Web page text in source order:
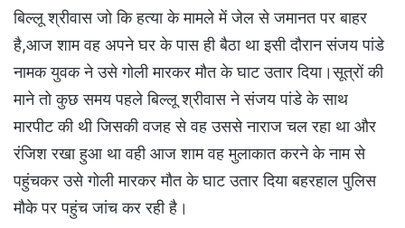
बिल्लू श्रीवास जो कि हत्या के मामले में जेल से जमानत पर बाहर
है,आज शाम वह अपने घर के पास ही बैठा था इसी दौरान संजय पांडे
नामक युवक ने उसे गोली मारकर मौत के घाट उतार दिया।सूत्रों की
माने तो कुछ समय पहले बिल्लू श्रीवास ने संजय पांडे के साथ
मारपीट की थी जिसकी वजह से वह उससे नाराज चल रहा था और
रंजिश रखा हुआ था वही आज शाम वह मुलाकात करने के नाम से
पहुंचकर उसे गोली मारकर मौत के घाट उतार दिया बहरहाल पुलिस
मौके पर पहुंच जांच कर रही है।